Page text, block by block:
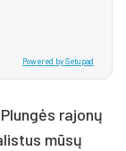
Powered by Setupad
rajonų
mūsų